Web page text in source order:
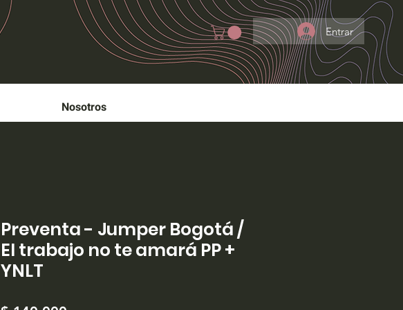
Entrar
Nosotros
Preventa - Jumper Bogotá /
El trabajo no te amará PP +
YNLT